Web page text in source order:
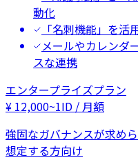
動化
「名刺機能」を
メールやカレンダ
スな連携
エンタープライズプラン
¥ 12,000~1ID / 月額
強固なガバナンスが求め
想定する方向け